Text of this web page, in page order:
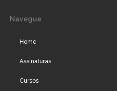
Navegue
Home
Assinaturas
Cursos